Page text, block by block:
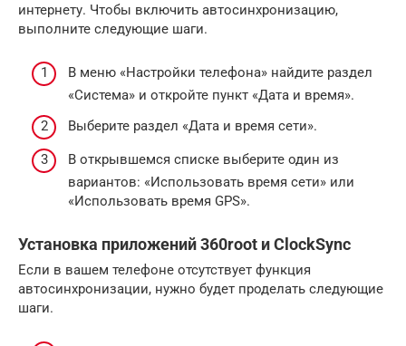
интернету. Чтобы включить автосинхронизацию,
выполните следующие шаги.
В меню «Настройки телефона» найдите раздел
«Система» и откройте пункт «Дата и время».
Выберите раздел «Дата и время сети».
В открывшемся списке выберите один из
вариантов: «Использовать время сети» или
«Использовать время GPS».
Установка приложений 360root и ClockSync
Если в вашем телефоне отсутствует функция
автосинхронизации, нужно будет проделать следующие
шаги.